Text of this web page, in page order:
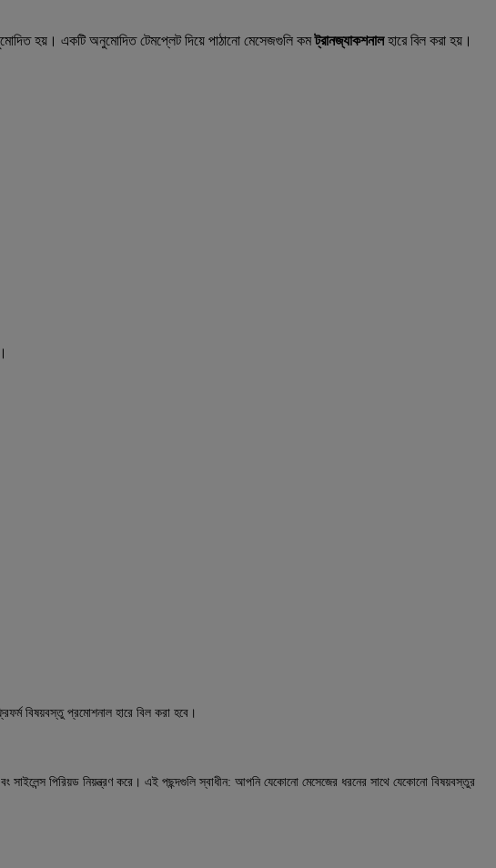
হয়। একটি অনুমোদিত টেমপ্লেট দিয়ে পাঠানো মেসেজগুলি কমট্রানজ্যাকশনালহারে বিল করা হয়।
বিষয়বস্তু প্রমোশনাল হারে বিল করা হবে।
সাইলেন্স পিরিয়ড নিয়ন্ত্রণ করে। এই পছন্দগুলি স্বাধীন: আপনি যেকোনো মেসেজের ধরনের সাথে যেকোনো বিষয়বস্তুর